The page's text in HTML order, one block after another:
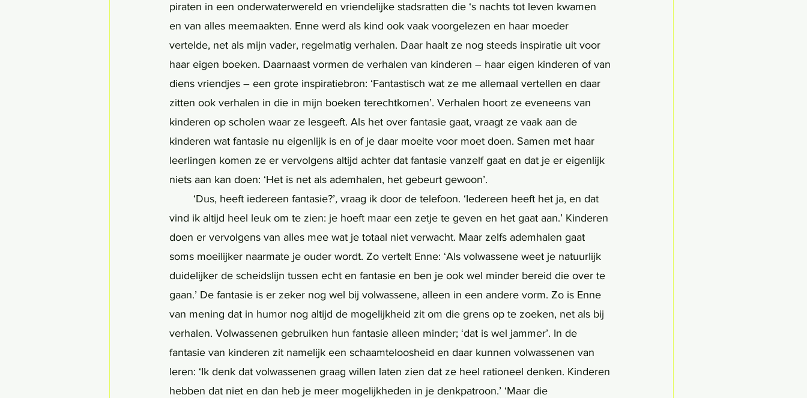
piraten in een onderwaterwereld en vriendelijke stadsratten die ‘s nachts tot leven kwamen
en van alles meemaakten. Enne werd als kind ook vaak voorgelezen en haar moeder
vertelde, net als mijn vader, regelmatig verhalen. Daar haalt ze nog steeds inspiratie uit voor
haar eigen boeken. Daarnaast vormen de verhalen van kinderen – haar eigen kinderen of van
diens vriendjes – een grote inspiratiebron: ‘Fantastisch wat ze me allemaal vertellen en daar
zitten ook verhalen in die in mijn boeken terechtkomen’. Verhalen hoort ze eveneens van
kinderen op scholen waar ze lesgeeft. Als het over fantasie gaat, vraagt ze vaak aan de
kinderen wat fantasie nu eigenlijk is en of je daar moeite voor moet doen. Samen met haar
leerlingen komen ze er vervolgens altijd achter dat fantasie vanzelf gaat en dat je er eigenlijk
niets aan kan doen: ‘Het is net als ademhalen, het gebeurt gewoon’.
	‘Dus, heeft iedereen fantasie?’
, vraag ik door de telefoon. ‘Iedereen heeft het ja, en dat
vind ik altijd heel leuk om te zien: je hoeft maar een zetje te geven en het gaat aan.’ Kinderen
doen er vervolgens van alles mee wat je totaal niet verwacht. Maar zelfs ademhalen gaat
soms moeilijker naarmate je ouder wordt. Zo vertelt Enne: ‘Als volwassene weet je natuurlijk
duidelijker de scheidslijn tussen echt en fantasie en ben je ook wel minder bereid die over te
gaan.’ De fantasie is er zeker nog wel bij volwassene, alleen in een andere vorm. Zo is Enne
van mening dat in humor nog altijd de mogelijkheid zit om die grens op te zoeken, net als bij
verhalen. Volwassenen gebruiken hun fantasie alleen minder; ‘dat is wel jammer’. In de
fantasie van kinderen zit namelijk een schaamteloosheid en daar kunnen volwassenen van
leren: ‘Ik denk dat volwassenen graag willen laten zien dat ze heel rationeel denken. Kinderen
hebben dat niet en dan heb je meer mogelijkheden in je denkpatroon.’ ‘Maar die